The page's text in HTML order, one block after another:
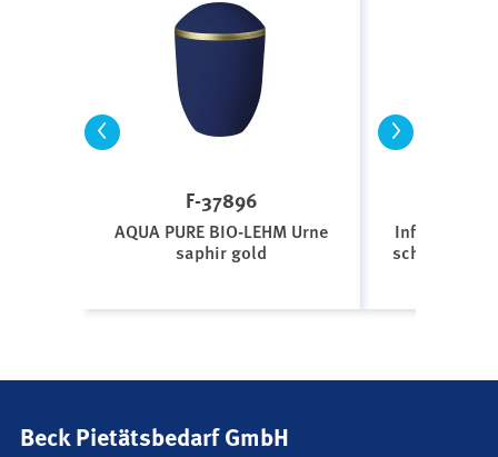
<
F-37896
AQUA PURE BIO-LEHM Urne
saphir gold
Infinity
schwarz
>
Beck Pietätsbedarf GmbH